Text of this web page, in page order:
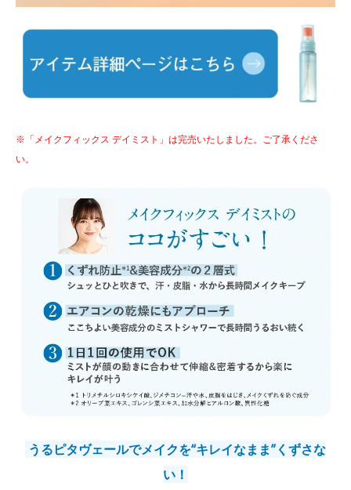
※「メイクフィックス デイミスト」は完売いたしました。ご了承くださ
い。
うるピタヴェールでメイクを“キレイなまま”くずさな
い！